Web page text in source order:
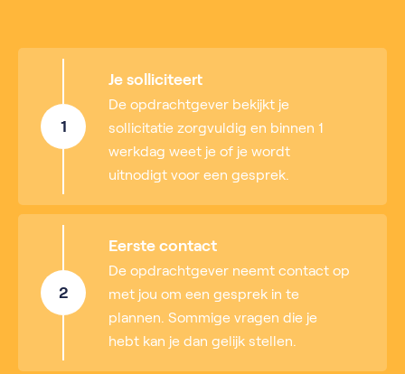
1
Je solliciteert
De opdrachtgever bekijkt je
sollicitatie zorgvuldig en binnen 1
werkdag weet je of je wordt
uitnodigt voor een gesprek.
2
Eerste contact
De opdrachtgever neemt contact op
met jou om een gesprek in te
plannen. Sommige vragen die je
hebt kan je dan gelijk stellen.